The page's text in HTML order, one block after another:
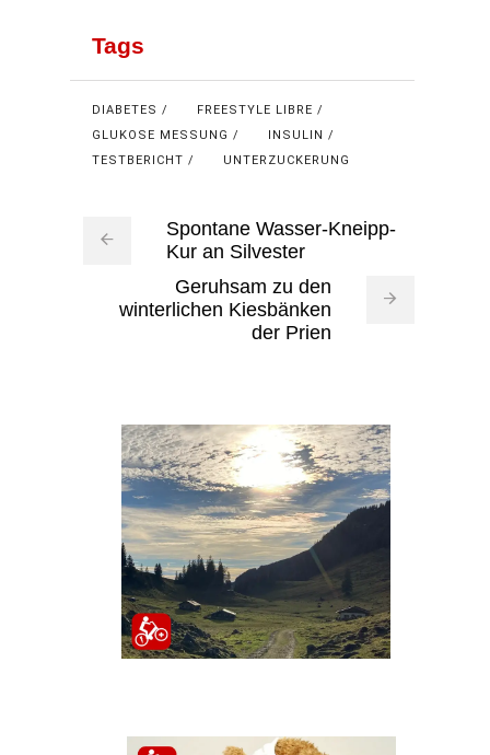
Tags
DIABETES
FREESTYLE LIBRE
GLUKOSE MESSUNG
INSULIN
TESTBERICHT
UNTERZUCKERUNG
Spontane Wasser-Kneipp-
Kur an Silvester
Geruhsam zu den
winterlichen Kiesbänken
der Prien